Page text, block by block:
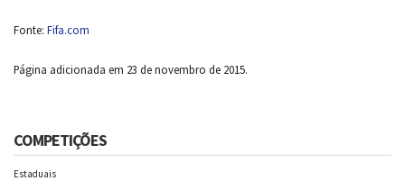
Fonte: Fifa.com
Página adicionada em 23 de novembro de 2015.
COMPETIÇÕES
Estaduais